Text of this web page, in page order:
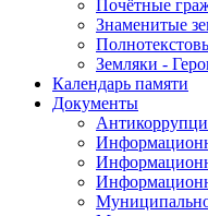
Почётные
Знаменитые
Земляки -
Календарь памяти
Документы